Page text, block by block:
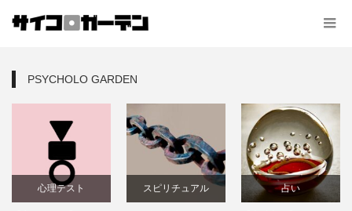
PSYCHOLO GARDEN
心理テスト スピリチュアル 占い